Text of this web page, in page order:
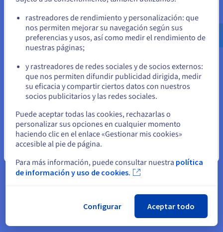
crecimiento de su empresa en todos los pasos.
Durabilidad
Equipamos nuestros servidores optimizados para India con
durabilidad y la eficiencia.
Entre ellas se incluyen la tecnología de watercooling con
eficiencia energética, la sólida protección anti-DDoS
seguridad y funciones fáciles de usar como el acceso gratuito
a la API y las plantillas de SO para una gestión transparente.
us.ovhcloud.com/
Inglés USD - $
Permanezca en el sitio web actual
rastreadores de rendimiento y personalización: que
nos permiten mejorar su navegación según sus
preferencias y usos, así como medir el rendimiento de
nuestras páginas;
y rastreadores de redes sociales y de socios externos:
que nos permiten difundir publicidad dirigida, medir
su eficacia y compartir ciertos datos con nuestros
socios publicitarios y las redes sociales.
Puede aceptar todas las cookies, rechazarlas o
personalizar sus opciones en cualquier momento
haciendo clic en el enlace «Gestionar mis cookies»
accesible al pie de página.
Para más información, puede consultar nuestra política
de información y uso de cookies.
Configurar Aceptar todo